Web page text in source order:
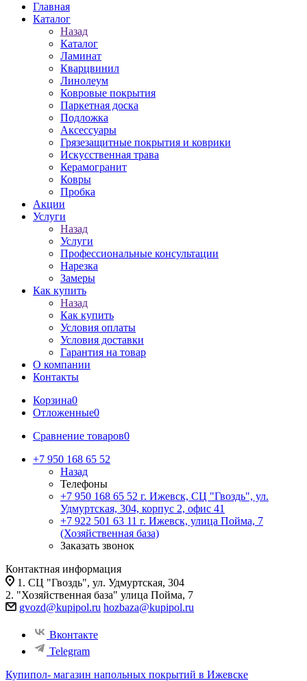
Главная
Каталог
Назад
Каталог
Ламинат
Кварцвинил
Линолеум
Ковровые покрытия
Паркетная доска
Подложка
Аксессуары
Грязезащитные покрытия и коврики
Искусственная трава
Керамогранит
Ковры
Пробка
Акции
Услуги
Назад
Услуги
Профессиональные консультации
Нарезка
Замеры
Как купить
Назад
Как купить
Условия оплаты
Условия доставки
Гарантия на товар
О компании
Контакты
Корзина0
Отложенные0
Сравнение товаров0
+7 950 168 65 52
Назад
Телефоны
+7 950 168 65 52 г. Ижевск, СЦ "Гвоздь", ул.
Удмуртская, 304, корпус 2, офис 41
+7 922 501 63 11 г. Ижевск, улица Пойма, 7
(Хозяйственная база)
Заказать звонок
Контактная информация
1. СЦ "Гвоздь", ул. Удмуртская, 304
2. "Хозяйственная база" улица Пойма, 7
gvozd@kupipol.ru hozbaza@kupipol.ru
Вконтакте
Telegram
Купипол- магазин напольных покрытий в Ижевске